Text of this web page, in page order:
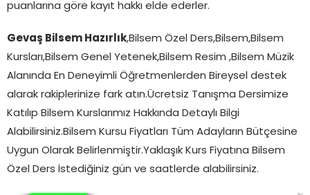
puanlarına göre kayıt hakkı elde ederler.
Gevaş Bilsem Hazırlık,Bilsem Özel Ders,Bilsem,Bilsem
Kursları,Bilsem Genel Yetenek,Bilsem Resim ,Bilsem Müzik
Alanında En Deneyimli Öğretmenlerden Bireysel destek
alarak rakiplerinize fark atın.Ücretsiz Tanışma Dersimize
Katılıp Bilsem Kurslarımız Hakkında Detaylı Bilgi
Alabilirsiniz.Bilsem Kursu Fiyatları Tüm Adayların Bütçesine
Uygun Olarak Belirlenmiştir.Yaklaşık Kurs Fiyatına Bilsem
Özel Ders İstediğiniz gün ve saatlerde alabilirsiniz.